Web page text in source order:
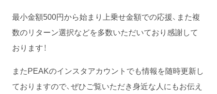
最小金額500円から始まり上乗せ金額での応援、また複
数のリターン選択などを多数いただいており感謝して
おります！
またPEAKのインスタアカウントでも情報を随時更新し
ておりますので、ぜひご覧いただき身近な人にもお伝え